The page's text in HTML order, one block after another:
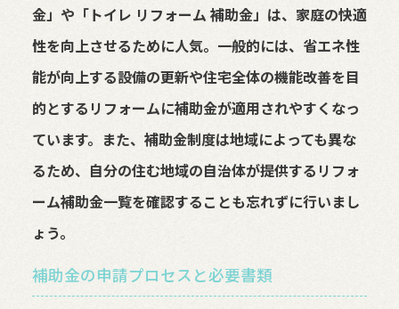
金」や「トイレ リフォーム 補助金」は、家庭の快適
性を向上させるために人気。一般的には、省エネ性
能が向上する設備の更新や住宅全体の機能改善を目
的とするリフォームに補助金が適用されやすくなっ
ています。また、補助金制度は地域によっても異な
るため、自分の住む地域の自治体が提供するリフォ
ーム補助金一覧を確認することも忘れずに行いまし
ょう。
補助金の申請プロセスと必要書類